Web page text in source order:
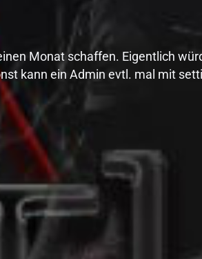
Monat schaffen. Eigentlich
kann ein Admin evtl. mal mit